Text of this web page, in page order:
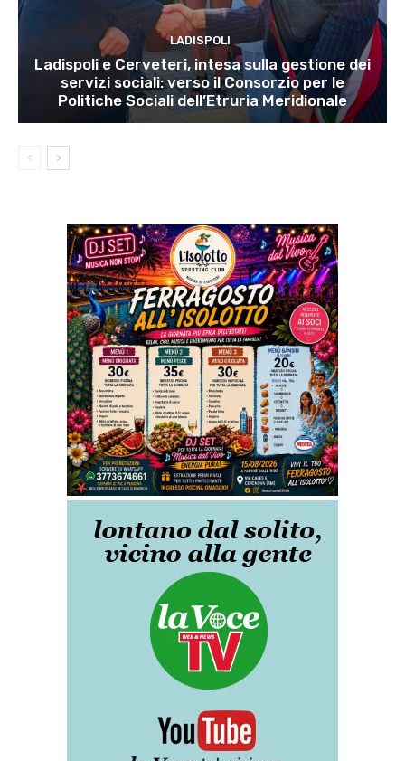
LADISPOLI
Ladispoli e Cerveteri, intesa sulla gestione dei
servizi sociali: verso il Consorzio per le
Politiche Sociali dell’Etruria Meridionale